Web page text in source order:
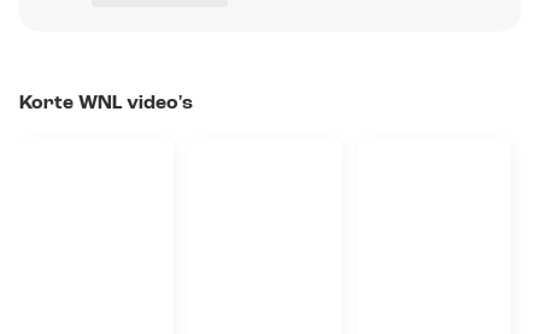
Korte WNL video's